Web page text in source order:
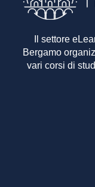
Il settore
Bergamo
vari corsi di